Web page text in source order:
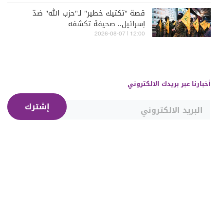
قصة "تكتيك خطير" لـ"حزب الله" ضدّ
إسرائيل.. صحيفة تكشفه
12:00 | 2026-08-07
أخبارنا عبر بريدك الالكتروني
إشترك